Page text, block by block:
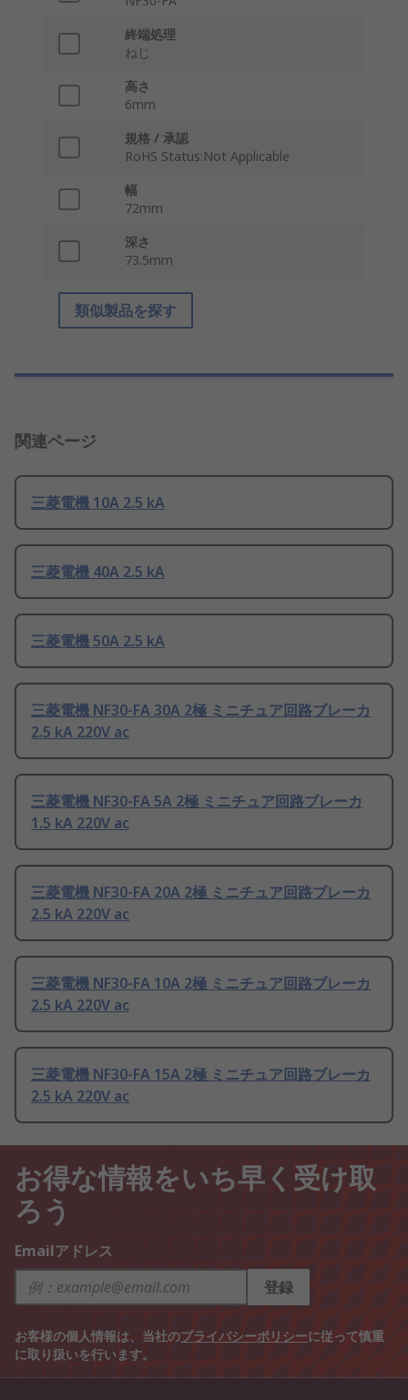
終端処理
ねじ
高さ
6mm
規格 / 承認
RoHS Status:Not Applicable
幅
72mm
深さ
73.5mm
類似製品を探す
関連ページ
三菱電機 10A 2.5 kA
三菱電機 40A 2.5 kA
三菱電機 50A 2.5 kA
三菱電機 NF30-FA 30A 2極 ミニチュア回路ブレーカ
2.5 kA 220V ac
三菱電機 NF30-FA 5A 2極 ミニチュア回路ブレーカ
1.5 kA 220V ac
三菱電機 NF30-FA 20A 2極 ミニチュア回路ブレーカ
2.5 kA 220V ac
三菱電機 NF30-FA 10A 2極 ミニチュア回路ブレーカ
2.5 kA 220V ac
三菱電機 NF30-FA 15A 2極 ミニチュア回路ブレーカ
2.5 kA 220V ac
お得な情報をいち早く受け取
ろう
Emailアドレス
登録
お客様の個人情報は、当社のプライバシーポリシーに従って慎重
に取り扱いを行います。